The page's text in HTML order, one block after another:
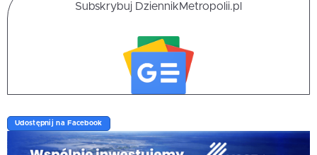
Subskrybuj DziennikMetropolii.pl
Udostępnij na Facebook